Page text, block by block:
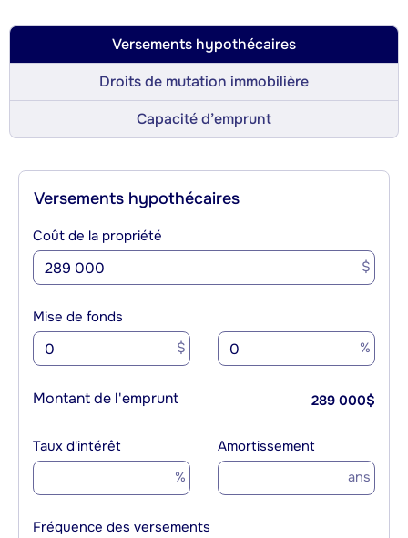
Versements hypothécaires
Droits de mutation immobilière
Capacité d’emprunt
Versements hypothécaires
Coût de la propriété
$
Mise de fonds
$ %
Montant de l'emprunt 289 000$
Taux d'intérêt
%
Amortissement
ans
Fréquence des versements